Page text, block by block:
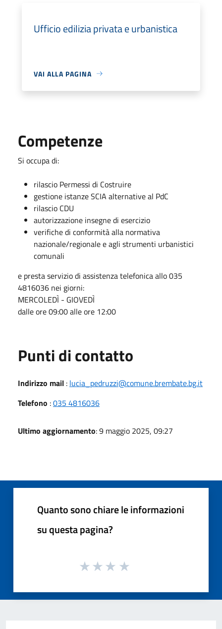
Ufficio edilizia privata e urbanistica
VAI ALLA PAGINA
Competenze
Si occupa di:
rilascio Permessi di Costruire
gestione istanze SCIA alternative al PdC
rilascio CDU
autorizzazione insegne di esercizio
verifiche di conformità alla normativa
nazionale/regionale e agli strumenti urbanistici
comunali
e presta servizio di assistenza telefonica allo 035
4816036 nei giorni:
MERCOLEDÌ - GIOVEDÌ
dalle ore 09:00 alle ore 12:00
Punti di contatto
Indirizzo mail : lucia_pedruzzi@comune.brembate.bg.it
Telefono :035 4816036
Ultimo aggiornamento: 9 maggio 2025, 09:27
Quanto sono chiare le informazioni
su questa pagina?